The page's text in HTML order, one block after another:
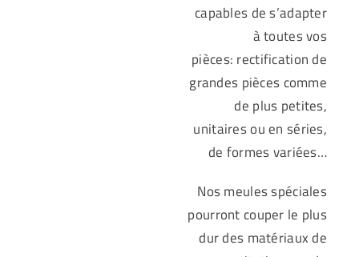
capables de s’adapter
à toutes vos
pièces: rectification de
grandes pièces comme
de plus petites,
unitaires ou en séries,
de formes variées…
Nos meules spéciales
pourront couper le plus
dur des matériaux de